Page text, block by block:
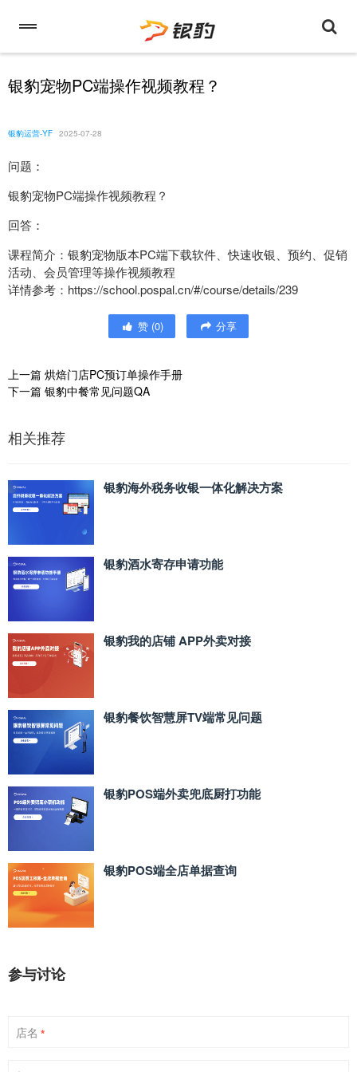
银豹宠物PC端操作视频教程？
银豹运营-YF 2025-07-28
问题：
银豹宠物PC端操作视频教程？
回答：
课程简介：银豹宠物版本PC端下载软件、快速收银、预约、促销
活动、会员管理等操作视频教程
详情参考：https://school.pospal.cn/#/course/details/239
赞 (0) 分享
上一篇 烘焙门店PC预订单操作手册
下一篇 银豹中餐常见问题QA
相关推荐
银豹海外税务收银一体化解决方案
银豹酒水寄存申请功能
银豹我的店铺 APP外卖对接
银豹餐饮智慧屏TV端常见问题
银豹POS端外卖兜底厨打功能
银豹POS端全店单据查询
参与讨论
店名 *